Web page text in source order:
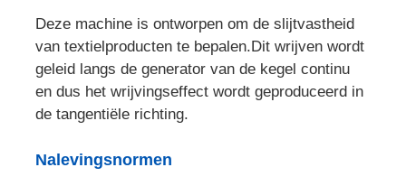
Thuis
Producten
Deze machine is ontworpen om de slijtvastheid
van textielproducten te bepalen.Dit wrijven wordt
geleid langs de generator van de kegel continu
en dus het wrijvingseffect wordt geproduceerd in
de tangentiële richting.
Nalevingsnormen